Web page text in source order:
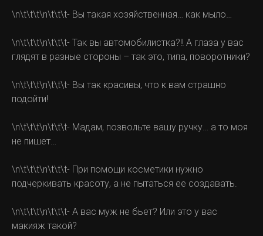
\n\t\t\t\n\t\t\t- Вы такая хозяйственная… как мыло…
\n\t\t\t\n\t\t\t- Так вы автомобилистка?!! А глаза у вас
глядят в разные стороны – так это, типа, поворотники?
\n\t\t\t\n\t\t\t- Вы так красивы, что к вам страшно
подойти!
\n\t\t\t\n\t\t\t- Мадам, позвольте вашу ручку… а то моя
не пишет…
\n\t\t\t\n\t\t\t- При помощи косметики нужно
подчеркивать красоту, а не пытаться ее создавать.
\n\t\t\t\n\t\t\t- А вас муж не бьет? Или это у вас
макияж такой?